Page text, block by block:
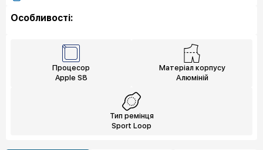
Особливості:
Процесор
Apple S8
Матеріал корпусу
Алюміній
Тип ремінця
Sport Loop